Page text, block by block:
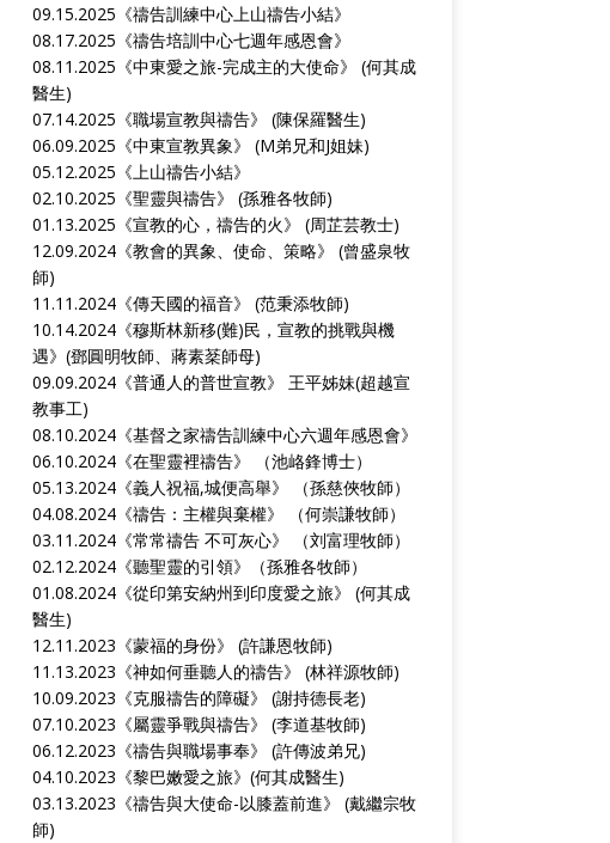
09.15.2025《禱告訓練中心上山禱告小結》
08.17.2025《禱告培訓中心七週年感恩會》
08.11.2025《中東愛之旅-完成主的大使命》 (何其成
醫生)
07.14.2025《職場宣教與禱告》 (陳保羅醫生)
06.09.2025《中東宣教異象》 (M弟兄和J姐妹)
05.12.2025《上山禱告小結》
02.10.2025《聖靈與禱告》 (孫雅各牧師)
01.13.2025《宣教的心，禱告的火》 (周芷芸教士)
12.09.2024《教會的異象、使命、策略》 (曾盛泉牧
師)
11.11.2024《傳天國的福音》 (范秉添牧師)
10.14.2024《穆斯林新移(難)民，宣教的挑戰與機
遇》(鄧圓明牧師、蔣素棻師母)
09.09.2024《普通人的普世宣教》 王平姊妹(超越宣
教事工)
08.10.2024《基督之家禱告訓練中心六週年感恩會》
06.10.2024《在聖靈裡禱告》 （池峈鋒博士）
05.13.2024《義人祝福,城便高舉》 （孫慈俠牧師）
04.08.2024《禱告：主權與棄權》 （何崇謙牧師）
03.11.2024《常常禱告 不可灰心》 （刘富理牧師）
02.12.2024《聽聖靈的引領》（孫雅各牧師）
01.08.2024《從印第安納州到印度愛之旅》 (何其成
醫生)
12.11.2023《蒙福的身份》 (許謙恩牧師)
11.13.2023《神如何垂聽人的禱告》 (林祥源牧師)
10.09.2023《克服禱告的障礙》 (謝持德長老)
07.10.2023《屬靈爭戰與禱告》 (李道基牧師)
06.12.2023《禱告與職場事奉》 (許傳波弟兄)
04.10.2023《黎巴嫩愛之旅》(何其成醫生)
03.13.2023《禱告與大使命-以膝蓋前進》 (戴繼宗牧
師)